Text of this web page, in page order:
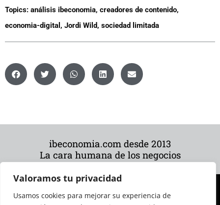
Valoramos tu privacidad
Usamos cookies para mejorar su experiencia de
Topics: análisis ibeconomia, creadores de contenido,
economia-digital , Jordi Wild, sociedad limitada
ibeconomia.com desde 2013
La cara humana de los negocios